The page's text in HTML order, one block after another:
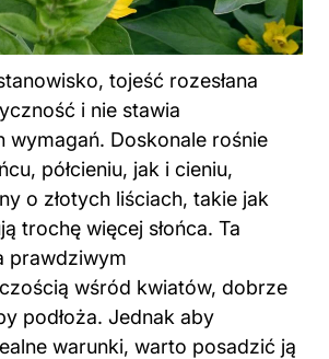
tojeść rozesłana
i nie stawia
wymagań. Doskonale rośnie
półcieniu, jak i cieniu,
o złotych liściach, takie jak
trochę więcej słońca. Ta
prawdziwym
wśród kwiatów, dobrze
podłoża. Jednak aby
warunki, warto posadzić ją